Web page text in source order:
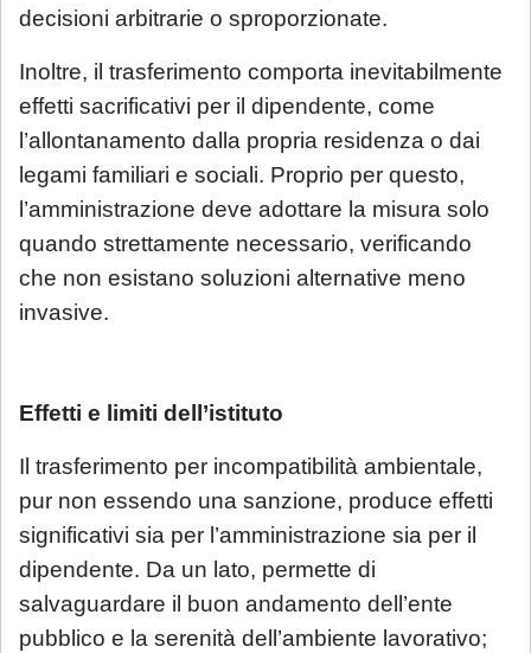
decisioni arbitrarie o sproporzionate.
Inoltre, il trasferimento comporta inevitabilmente
effetti sacrificativi per il dipendente, come
l’allontanamento dalla propria residenza o dai
legami familiari e sociali. Proprio per questo,
l’amministrazione deve adottare la misura solo
quando strettamente necessario, verificando
che non esistano soluzioni alternative meno
invasive.
Effetti e limiti dell’istituto
Il trasferimento per incompatibilità ambientale,
pur non essendo una sanzione, produce effetti
significativi sia per l’amministrazione sia per il
dipendente. Da un lato, permette di
salvaguardare il buon andamento dell’ente
pubblico e la serenità dell’ambiente lavorativo;